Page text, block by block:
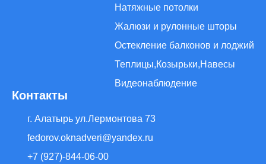
Натяжные потолки
Жалюзи и рулонные шторы
Остекление балконов и лоджий
Теплицы,Козырьки,Навесы
Видеонаблюдение
Контакты
г. Алатырь ул.Лермонтова 73
fedorov.oknadveri@yandex.ru
+7 (927)-844-06-00